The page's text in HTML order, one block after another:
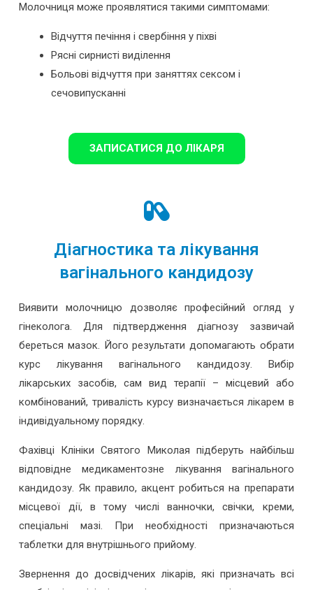
Молочниця може проявлятися такими симптомами:
Відчуття печіння і свербіння у піхві
Рясні сирнисті виділення
Больові відчуття при заняттях сексом і
сечовипусканні
ЗАПИСАТИСЯ ДО ЛІКАРЯ
Діагностика та лікування
вагінального кандидозу
Виявити молочницю дозволяє професійний огляд у
гінеколога. Для підтвердження діагнозу зазвичай
береться мазок. Його результати допомагають обрати
курс лікування вагінального кандидозу. Вибір
лікарських засобів, сам вид терапії – місцевий або
комбінований, тривалість курсу визначається лікарем в
індивідуальному порядку.
Фахівці Клініки Святого Миколая підберуть найбільш
відповідне медикаментозне лікування вагінального
кандидозу. Як правило, акцент робиться на препарати
місцевої дії, в тому числі ванночки, свічки, креми,
спеціальні мазі. При необхідності призначаються
таблетки для внутрішнього прийому.
Звернення до досвідчених лікарів, які призначать всі